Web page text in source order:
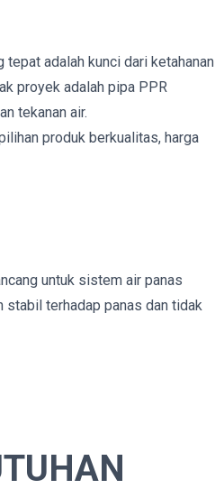
adalah kunci dari ketahanan
proyek adalah pipa PPR
tekanan air.
produk berkualitas, harga
untuk sistem air panas
stabil terhadap panas dan tidak